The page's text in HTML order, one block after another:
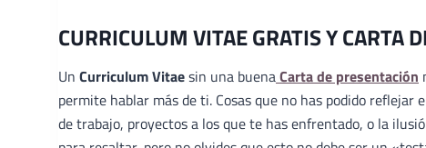
CURRICULUM VITAE GRATIS Y CARTA
Un Curriculum Vitaesin una buenaCarta de presentación
permite hablar más de ti. Cosas que no has podido reflejar
de trabajo, proyectos a los que te has enfrentado, o la